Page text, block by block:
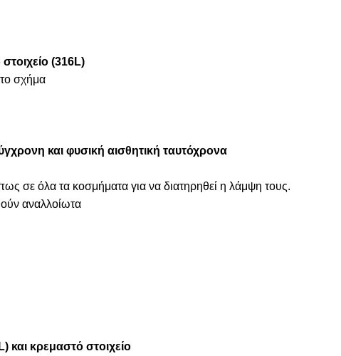
(316L)
σχήμα
και φυσική αισθητική ταυτόχρονα
σε όλα τα κοσμήματα για να διατηρηθεί η λάμψη τους.
αναλλοίωτα
και κρεμαστό στοιχείο